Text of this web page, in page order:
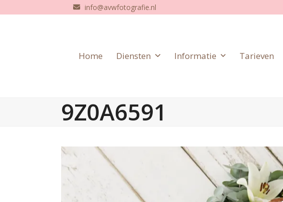
to
info@avwfotografie.nl
Home Diensten Informatie Tarieven
9Z0A6591